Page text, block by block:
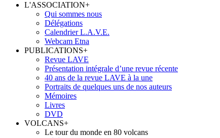
L'ASSOCIATION+
Qui sommes nous
Délégations
Calendrier L.A.V.E.
Webcam Etna
PUBLICATIONS+
Revue LAVE
Présentation intégrale d’une revue récente
40 ans de la revue LAVE à la une
Portraits de quelques uns de nos auteurs
Mémoires
Livres
DVD
VOLCANS+
Le tour du monde en 80 volcans